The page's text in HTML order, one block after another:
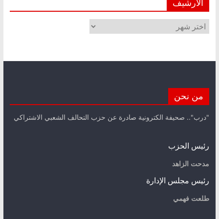
الأرشيف
الأرشيف
من نحن
"درب".. صحيفة الكترونية صادرة عن حزب التحالف الشعبي الاشتراكي
رئيس الحزب
مدحت الزاهد
رئيس مجلس الإدارة
طلعت فهمي